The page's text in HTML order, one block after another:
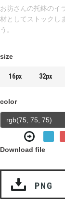
お坊さんの托鉢のイ
材としてストックし
う。
size
16px 32px
color
Download file
PNG